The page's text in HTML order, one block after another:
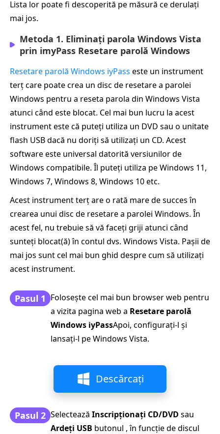
Lista lor poate fi descoperită pe măsură ce derulați
mai jos.
Metoda 1. Eliminați parola Windows Vista
prin imyPass Resetare parolă Windows
Resetare parolă Windows iyPass este un instrument
terț care poate crea un disc de resetare a parolei
Windows pentru a reseta parola din Windows Vista
atunci când este blocat. Cel mai bun lucru la acest
instrument este că puteți utiliza un DVD sau o unitate
flash USB dacă nu doriți să utilizați un CD. Acest
software este universal datorită versiunilor de
Windows compatibile. Îl puteți utiliza pe Windows 11,
Windows 7, Windows 8, Windows 10 etc.
Acest instrument terț are o rată mare de succes în
crearea unui disc de resetare a parolei Windows. În
acest fel, nu trebuie să vă faceți griji atunci când
sunteți blocat(ă) în contul dvs. Windows Vista. Pașii de
mai jos sunt cel mai bun ghid despre cum să utilizați
acest instrument.
Pasul 1 Folosește cel mai bun browser web pentru
a vizita pagina web a Resetare parolă
Windows iyPassApoi, configurați-l și
lansați-l pe Windows Vista.
Descărcați
Pasul 2 Selectează Inscripționați CD/DVD sau
Ardeți USB butonul , în funcție de discul